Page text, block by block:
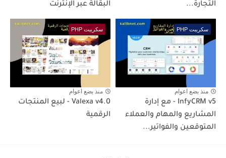
التجارة...
البقالة عبر الإنترنت
سكريبت PHP
منذ بضع اعوام
InfyCRM v5 - مع إدارة
المشاريع والمهام والعملاء
المتوقعين والفواتير...
سكريبت PHP
منذ بضع اعوام
Valexa v4.0 - لبيع المنتجات
الرقمية